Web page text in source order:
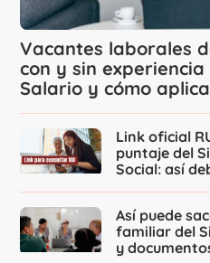
Vacantes laborales
con y sin experiencia
Salario y cómo
Link oficial
puntaje del
Social: así
Así puede
familiar del
y